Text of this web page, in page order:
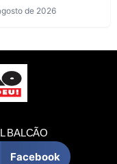
de 2026
BALCÃO
Facebook